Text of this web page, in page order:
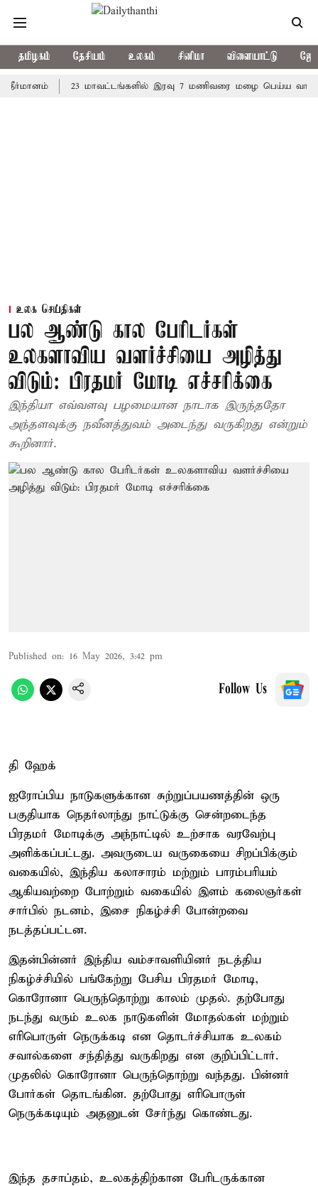
தமிழகம் தேசியம் உலகம் சினிமா விளையாட்டு
23 மாவட்டங்களில் இரவு 7 மணிவரை மழை பெய்ய வாய்ப்பு
உலக செய்திகள்
பல ஆண்டு கால பேரிடர்கள்
உலகளாவிய வளர்ச்சியை அழித்து
விடும்: பிரதமர் மோடி எச்சரிக்கை
இந்தியா எவ்வளவு பழமையான நாடாக இருந்ததோ
அந்தளவுக்கு நவீனத்துவம் அடைந்து வருகிறது என்றும்
கூறினார்.
Published on: 16 May 2026, 3:42 pm
Follow Us
தி ஹேக்
ஐரோப்பிய நாடுகளுக்கான சுற்றுப்பயணத்தின் ஒரு
பகுதியாக நெதர்லாந்து நாட்டுக்கு சென்றடைந்த
பிரதமர் மோடிக்கு அந்நாட்டில் உற்சாக வரவேற்பு
அளிக்கப்பட்டது. அவருடைய வருகையை சிறப்பிக்கும்
வகையில், இந்திய கலாசாரம் மற்றும் பாரம்பரியம்
ஆகியவற்றை போற்றும் வகையில் இளம் கலைஞர்கள்
சார்பில் நடனம், இசை நிகழ்ச்சி போன்றவை
நடத்தப்பட்டன.
இதன்பின்னர் இந்திய வம்சாவளியினர் நடத்திய
நிகழ்ச்சியில் பங்கேற்று பேசிய பிரதமர் மோடி,
கொரோனா பெருந்தொற்று காலம் முதல். தற்போது
நடந்து வரும் உலக நாடுகளின் மோதல்கள் மற்றும்
எரிபொருள் நெருக்கடி என தொடர்ச்சியாக உலகம்
சவால்களை சந்தித்து வருகிறது என குறிப்பிட்டார்.
முதலில் கொரோனா பெருந்தொற்று வந்தது. பின்னர்
போர்கள் தொடங்கின. தற்போது எரிபொருள்
நெருக்கடியும் அதனுடன் சேர்ந்து கொண்டது.
இந்த தசாப்தம், உலகத்திற்கான பேரிடருக்கான